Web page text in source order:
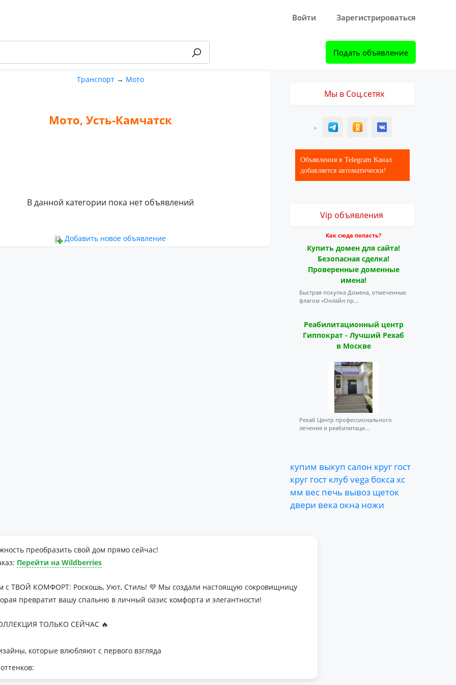
Войти Зарегистрироваться
Подать объявление
Транспорт→ Мото
Мото, Усть-Камчатск
В данной категории пока нет объявлений
Добавить новое объявление
Мы в Соц.сетях
T ОК ВК
Объявления в Telegram Канал
добавляется автоматически!
Vip объявления
Как сюда попасть?
Купить домен для сайта!
Безопасная сделка!
Проверенные доменные
имена!
Быстрая покупка Домена, отмеченные
флагом «Онлайн пр...
Реабилитационный центр
Гиппократ - Лучший Рехаб
в Москве
Рехаб Центр профессионального
лечения и реабилитаци...
купим выкуп салон круг гост
круг гост клубvega бокса хс
мм вес печь вывоз щеток
двери века окна ножи
преобразить свой дом прямо сейчас!
Перейти на Wildberries
с ТВОЙ КОМФОРТ: Роскошь, Уют, Стиль! 💜 Мы создали настоящую сокровищницу
превратит вашу спальню в личный оазис комфорта и элегантности!
ТОЛЬКО СЕЙЧАС 🔥
которые влюбляют с первого взгляда